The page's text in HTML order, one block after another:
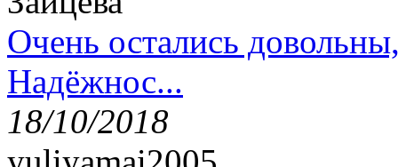
Очень остались
Надёжнос...
18/10/2018